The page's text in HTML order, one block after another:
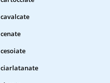
cavalcate
cenate
cesoiate
ciarlatanate